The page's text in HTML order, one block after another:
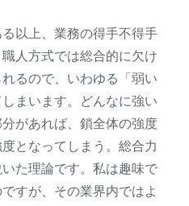
以上、業務の得手不得手
人方式では総合的に欠け
るので、いわゆる「弱い
まいます。どんなに強い
があれば、鎖全体の強度
となってしまう。総合力
た理論です。私は趣味で
すが、その業界内ではよ